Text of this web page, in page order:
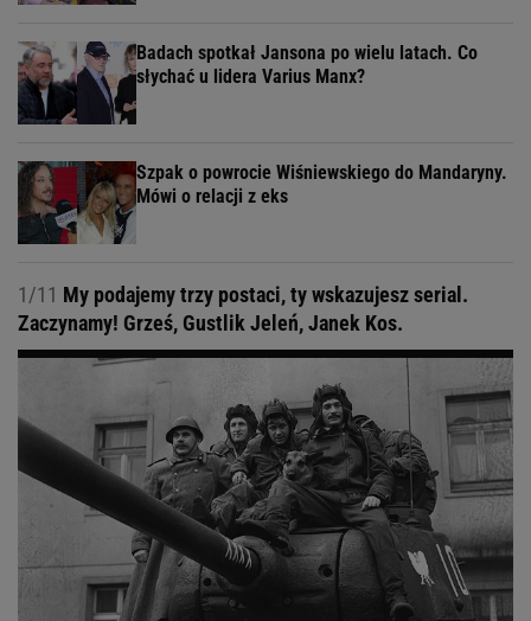
Badach spotkał Jansona po wielu latach. Co
słychać u lidera Varius Manx?
Szpak o powrocie Wiśniewskiego do Mandaryny.
Mówi o relacji z eks
1/11 My podajemy trzy postaci, ty wskazujesz serial.
Zaczynamy! Grześ, Gustlik Jeleń, Janek Kos.